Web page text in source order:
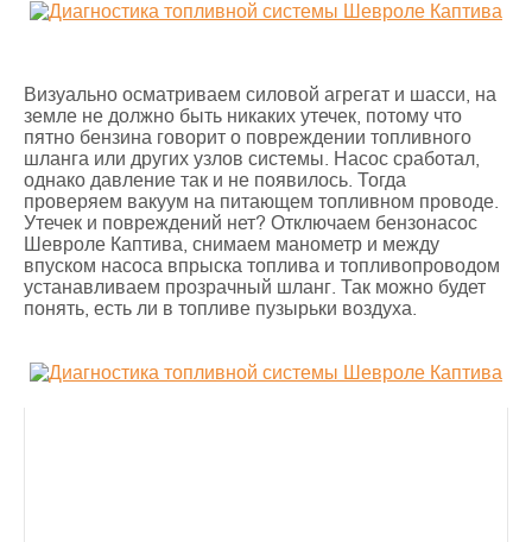
Визуально осматриваем силовой агрегат и шасси, на
земле не должно быть никаких утечек, потому что
пятно бензина говорит о повреждении топливного
шланга или других узлов системы. Насос сработал,
однако давление так и не появилось. Тогда
проверяем вакуум на питающем топливном проводе.
Утечек и повреждений нет? Отключаем бензонасос
Шевроле Каптива, снимаем манометр и между
впуском насоса впрыска топлива и топливопроводом
устанавливаем прозрачный шланг. Так можно будет
понять, есть ли в топливе пузырьки воздуха.